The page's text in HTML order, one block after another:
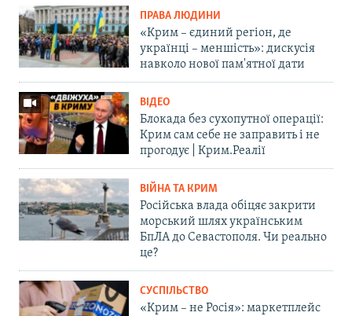
ПРАВА ЛЮДИНИ
«Крим – єдиний регіон, де
українці – меншість»: дискусія
навколо нової пам'ятної дати
ВІДЕО
Блокада без сухопутної операції:
Крим сам себе не заправить і не
прогодує | Крим.Реалії
ВІЙНА ТА КРИМ
Російська влада обіцяє закрити
морський шлях українським
БпЛА до Севастополя. Чи реально
це?
СУСПІЛЬСТВО
«Крим – не Росія»: маркетплейс